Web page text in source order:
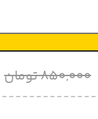
850,000تومان